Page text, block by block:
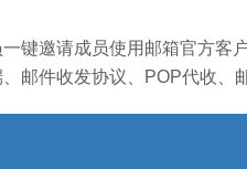
键邀请成员使用邮箱官方客
邮件收发协议、POP代收、